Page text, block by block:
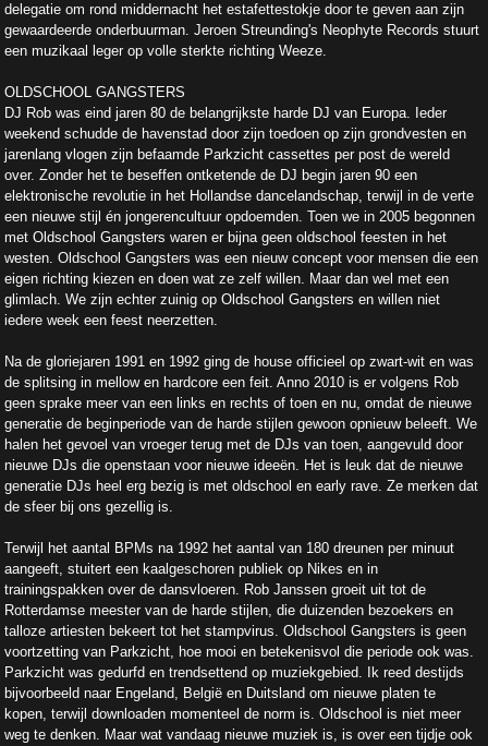
delegatie om rond middernacht het estafettestokje door te geven aan zijn
gewaardeerde onderbuurman. Jeroen Streunding's Neophyte Records stuurt
een muzikaal leger op volle sterkte richting Weeze.
OLDSCHOOL GANGSTERS
DJ Rob was eind jaren 80 de belangrijkste harde DJ van Europa. Ieder
weekend schudde de havenstad door zijn toedoen op zijn grondvesten en
jarenlang vlogen zijn befaamde Parkzicht cassettes per post de wereld
over. Zonder het te beseffen ontketende de DJ begin jaren 90 een
elektronische revolutie in het Hollandse dancelandschap, terwijl in de verte
een nieuwe stijl én jongerencultuur opdoemden. Toen we in 2005 begonnen
met Oldschool Gangsters waren er bijna geen oldschool feesten in het
westen. Oldschool Gangsters was een nieuw concept voor mensen die een
eigen richting kiezen en doen wat ze zelf willen. Maar dan wel met een
glimlach. We zijn echter zuinig op Oldschool Gangsters en willen niet
iedere week een feest neerzetten.
Na de gloriejaren 1991 en 1992 ging de house officieel op zwart-wit en was
de splitsing in mellow en hardcore een feit. Anno 2010 is er volgens Rob
geen sprake meer van een links en rechts of toen en nu, omdat de nieuwe
generatie de beginperiode van de harde stijlen gewoon opnieuw beleeft. We
halen het gevoel van vroeger terug met de DJs van toen, aangevuld door
nieuwe DJs die openstaan voor nieuwe ideeën. Het is leuk dat de nieuwe
generatie DJs heel erg bezig is met oldschool en early rave. Ze merken dat
de sfeer bij ons gezellig is.
Terwijl het aantal BPMs na 1992 het aantal van 180 dreunen per minuut
aangeeft, stuitert een kaalgeschoren publiek op Nikes en in
trainingspakken over de dansvloeren. Rob Janssen groeit uit tot de
Rotterdamse meester van de harde stijlen, die duizenden bezoekers en
talloze artiesten bekeert tot het stampvirus. Oldschool Gangsters is geen
voortzetting van Parkzicht, hoe mooi en betekenisvol die periode ook was.
Parkzicht was gedurfd en trendsettend op muziekgebied. Ik reed destijds
bijvoorbeeld naar Engeland, België en Duitsland om nieuwe platen te
kopen, terwijl downloaden momenteel de norm is. Oldschool is niet meer
weg te denken. Maar wat vandaag nieuwe muziek is, is over een tijdje ook